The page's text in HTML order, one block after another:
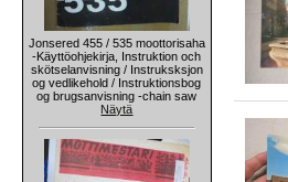
Jonsered 455 / 535 moottorisaha
-Käyttöohjekirja, Instruktion och
skötselanvisning / Instruksksjon
og vedlikehold / Instruktionsbog
og brugsanvisning -chain saw
Näytä